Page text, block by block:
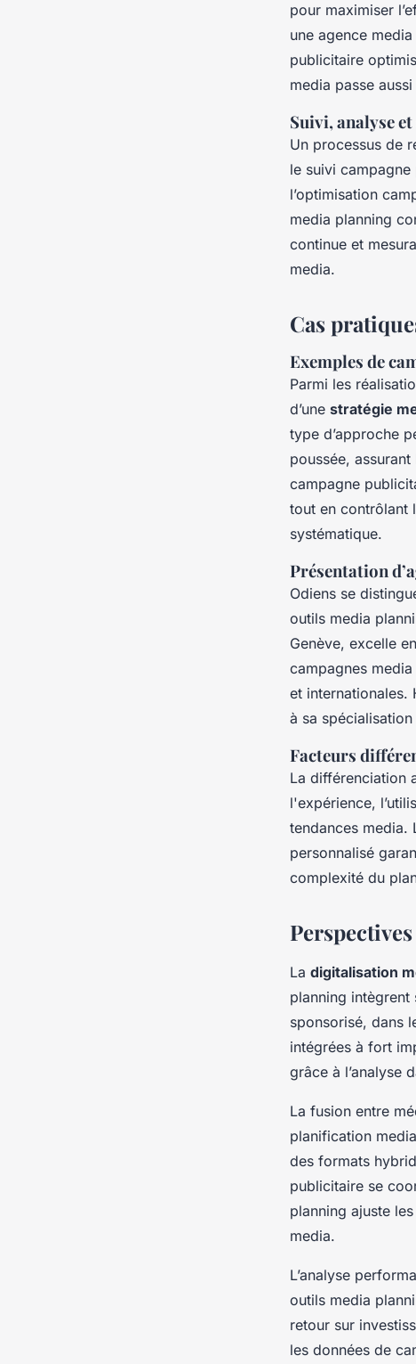
pour maximiser
une agence
publicitaire
media passe
Suivi, analyse
Un processus de
le suivi
l’optimisation
media planning
continue et
media.
Cas
Exemples de
Parmi les
d’une stratégie
type d’approche
poussée,
campagne
tout en contrôlant
systématique.
Présentation
Odiens se
outils media
Genève, excelle
campagnes
et internationales.
à sa
Facteurs
La différenciation
l'expérience,
tendances media.
personnalisé
complexité du
La digitalisation
planning intègrent
sponsorisé, dans
intégrées à fort
grâce à l’analyse
La fusion entre
planification
des formats
publicitaire se
planning ajuste
media.
L’analyse
outils media
retour sur
les données de